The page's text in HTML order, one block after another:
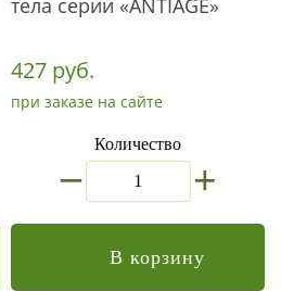
тела серии «ANTIAGE»
427 руб.
при заказе на сайте
Количество
+
В корзину